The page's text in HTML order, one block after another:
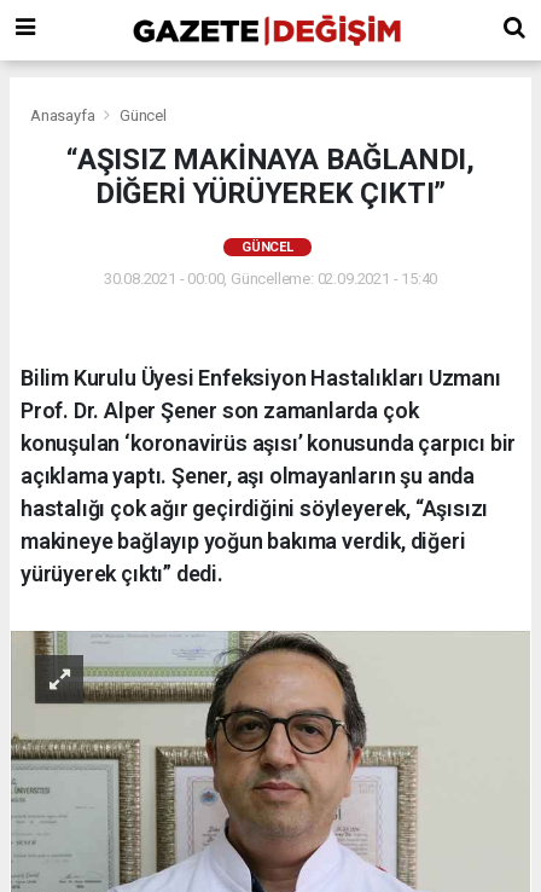
Anasayfa Güncel
“AŞISIZ MAKİNAYA BAĞLANDI,
DİĞERİ YÜRÜYEREK ÇIKTI”
GÜNCEL
30.08.2021 - 00:00, Güncelleme: 02.09.2021 - 15:40
Bilim Kurulu Üyesi Enfeksiyon Hastalıkları Uzmanı
Prof. Dr. Alper Şener son zamanlarda çok
konuşulan ‘koronavirüs aşısı’ konusunda çarpıcı bir
açıklama yaptı. Şener, aşı olmayanların şu anda
hastalığı çok ağır geçirdiğini söyleyerek, “Aşısızı
makineye bağlayıp yoğun bakıma verdik, diğeri
yürüyerek çıktı” dedi.